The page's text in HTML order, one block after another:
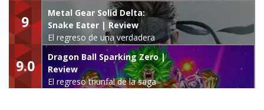
9
Metal Gear Solid Delta:
Snake Eater | Review
El regreso de una verdadera
leyenda
9.0
Dragon Ball Sparking Zero |
Review
El regreso triunfal de la saga